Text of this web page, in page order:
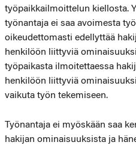
työpaikkailmoittelun kiellosta.
työnantaja ei saa avoimesta
oikeudettomasti edellyttää
henkilöön liittyviä
työpaikasta ilmoitettaessa
henkilöön liittyviä
vaikuta työn tekemiseen.
Työnantaja ei myöskään saa
hakijan ominaisuuksista ja